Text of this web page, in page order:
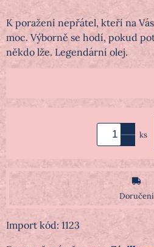
K poražení nepřátel, kteří na
moc. Výborně se hodí, pokud
někdo lže. Legendární olej.
ks
Doručení
Import kód: 1123